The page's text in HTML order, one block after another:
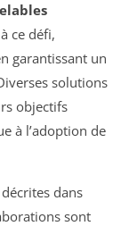
ce défi,
garantissant un
solutions
objectifs
à l’adoption de
dans
sont